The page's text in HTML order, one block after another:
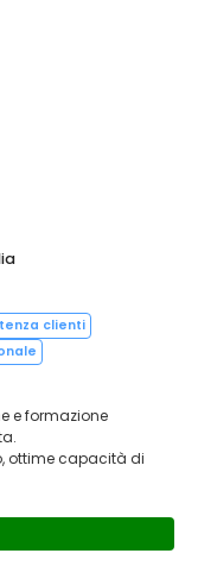
clienti
e formazione
ottime capacità di